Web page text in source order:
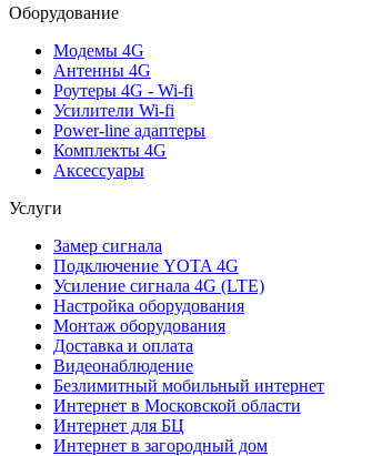
Оборудование
Модемы 4G
Антенны 4G
Роутеры 4G - Wi-fi
Усилители Wi-fi
Power-line адаптеры
Комплекты 4G
Аксессуары
Услуги
Замер сигнала
Подключение YOTA 4G
Усиление сигнала 4G (LTE)
Настройка оборудования
Монтаж оборудования
Доставка и оплата
Видеонаблюдение
Безлимитный мобильный интернет
Интернет в Московской области
Интернет для БЦ
Интернет в загородный дом